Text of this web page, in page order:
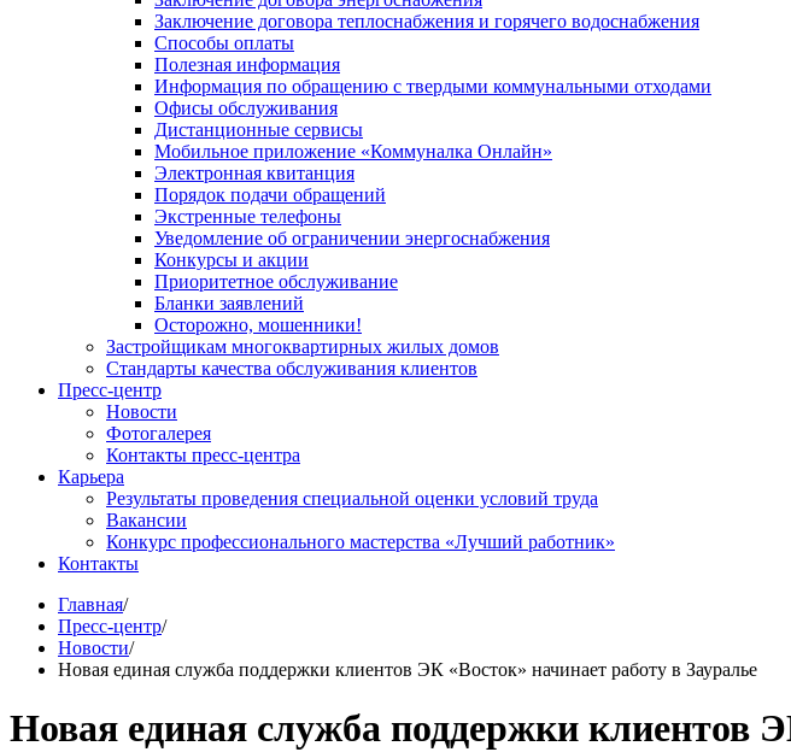
Заключение договора теплоснабжения и горячего водоснабжения
Способы оплаты
Полезная информация
Информация по обращению с твердыми коммунальными отходами
Офисы обслуживания
Дистанционные сервисы
Мобильное приложение «Коммуналка Онлайн»
Электронная квитанция
Порядок подачи обращений
Экстренные телефоны
Уведомление об ограничении энергоснабжения
Конкурсы и акции
Приоритетное обслуживание
Бланки заявлений
Осторожно, мошенники!
Застройщикам многоквартирных жилых домов
Стандарты качества обслуживания клиентов
Пресс-центр
Новости
Фотогалерея
Контакты пресс-центра
Карьера
Результаты проведения специальной оценки условий труда
Вакансии
Конкурс профессионального мастерства «Лучший работник»
Контакты
Главная/
Пресс-центр/
Новости/
Новая единая служба поддержки клиентов ЭК «Восток» начинает работу в Зауралье
Новая единая служба поддержки клиентов